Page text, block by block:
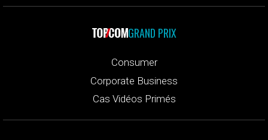
GRAND PRIX
Consumer
Corporate Business
Cas Vidéos Primés